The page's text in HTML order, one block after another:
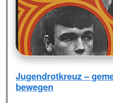
Jugendrotkreuz –
bewegen